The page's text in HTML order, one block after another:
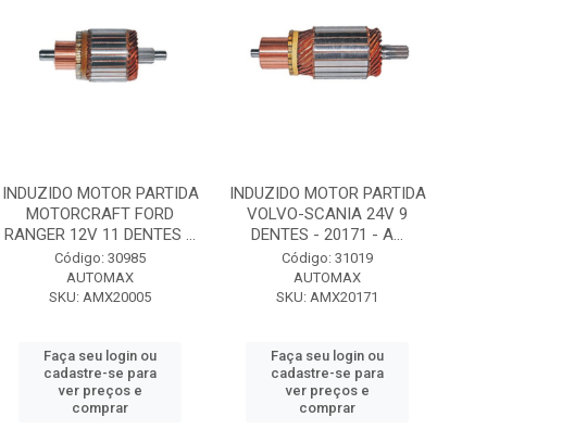
INDUZIDO MOTOR PARTIDA
MOTORCRAFT FORD
RANGER 12V 11 DENTES ...
Código: 30985
AUTOMAX
SKU: AMX20005
Faça seu login ou
cadastre-se para
ver preços e
comprar
INDUZIDO MOTOR PARTIDA
VOLVO-SCANIA 24V 9
DENTES - 20171 - A...
Código: 31019
AUTOMAX
SKU: AMX20171
Faça seu login ou
cadastre-se para
ver preços e
comprar